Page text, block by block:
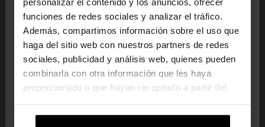
funciones de redes sociales y analizar el tráfico.
Además, compartimos información sobre el uso que
haga del sitio web con nuestros partners de redes
sociales, publicidad y análisis web, quienes pueden
combinarla con otra información que les haya
proporcionado o que hayan recopilado a partir del
hola
Estás accediendo a la web de España. ¿Quieres ir a
la web de United States?